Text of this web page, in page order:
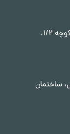
شیراز، بلوار آفرینش، خیابان جاوید، انتهای کوچه 1/2،
ساختمان